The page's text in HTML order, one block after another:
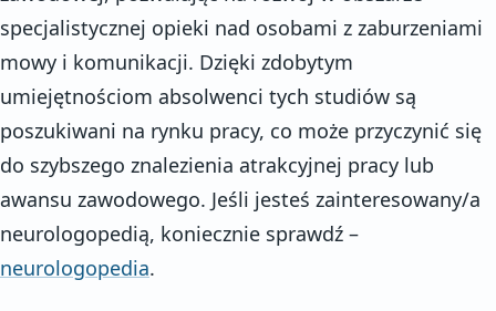
specjalistycznej opieki nad osobami z zaburzeniami
mowy i komunikacji. Dzięki zdobytym
umiejętnościom absolwenci tych studiów są
poszukiwani na rynku pracy, co może przyczynić się
do szybszego znalezienia atrakcyjnej pracy lub
awansu zawodowego. Jeśli jesteś zainteresowany/a
neurologopedią, koniecznie sprawdź –
neurologopedia.